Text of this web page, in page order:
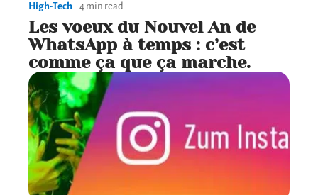
High-Tech 4 min read
Les voeux du Nouvel An de
WhatsApp à temps : c’est
comme ça que ça marche.